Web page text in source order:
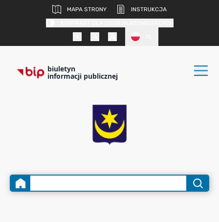
MAPA STRONY
INSTRUKCJA
biuletyn
informacji publicznej